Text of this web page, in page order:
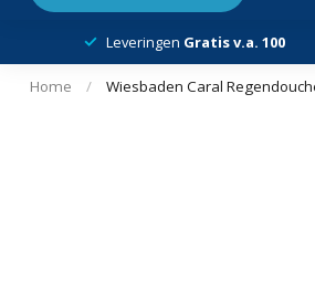
Leveringen Gratis v.a. 100
Home / Wiesbaden Caral